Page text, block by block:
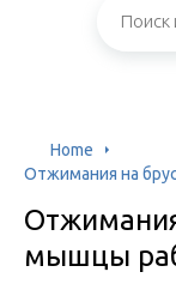
Home
Отжимания на
мышцы